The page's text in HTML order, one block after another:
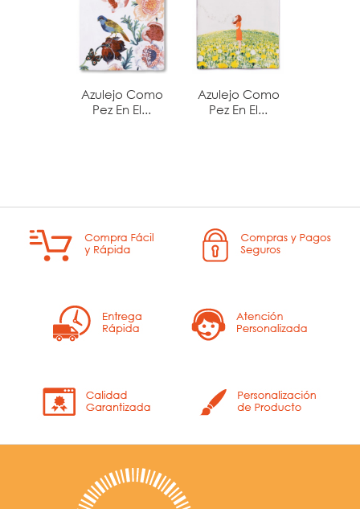
Azulejo Como
Pez En El...
Azulejo Como
Pez En El...